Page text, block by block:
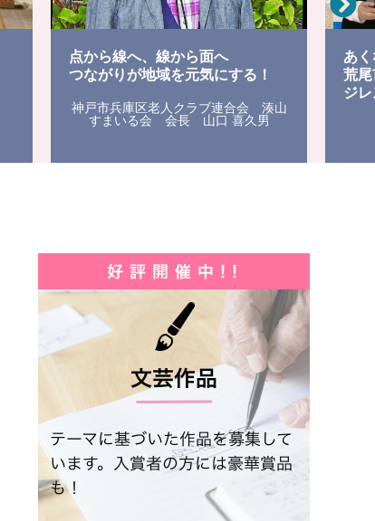
点から線へ、線から面へ
つながりが地域を元気にする！
神戸市兵庫区老人クラブ連合会 湊山
すまいる会 会長 山口 喜久男
あ
荒
ジ